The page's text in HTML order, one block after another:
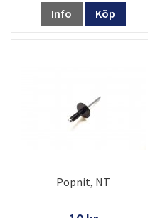
Info Köp
Popnit, NT